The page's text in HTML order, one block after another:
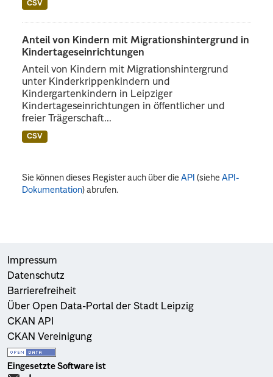
CSV
Anteil von Kindern mit Migrationshintergrund in
Kindertageseinrichtungen
Anteil von Kindern mit Migrationshintergrund
unter Kinderkrippenkindern und
Kindergartenkindern in Leipziger
Kindertageseinrichtungen in öffentlicher und
freier Trägerschaft...
CSV
Sie können dieses Register auch über dieAPI (sieheAPI-
Dokumentation) abrufen.
Impressum
Datenschutz
Barrierefreiheit
Über Open Data-Portal der Stadt Leipzig
CKAN API
CKAN Vereinigung
Eingesetzte Software ist